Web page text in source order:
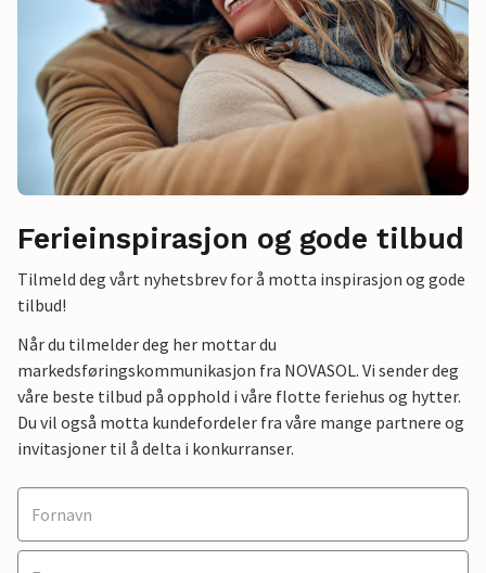
Ferieinspirasjon og gode tilbud
Tilmeld deg vårt nyhetsbrev for å motta inspirasjon og gode
tilbud!
Når du tilmelder deg her mottar du
markedsføringskommunikasjon fra NOVASOL. Vi sender deg
våre beste tilbud på opphold i våre flotte feriehus og hytter.
Du vil også motta kundefordeler fra våre mange partnere og
invitasjoner til å delta i konkurranser.